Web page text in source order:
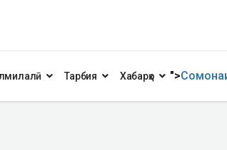
Тарбия Хабарҳо ">